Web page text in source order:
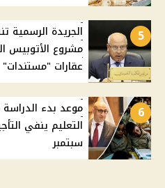
5
الجريدة الرسمية
مشروع الأتوبيس
عقارات "مستندات"
6
سبتمبر